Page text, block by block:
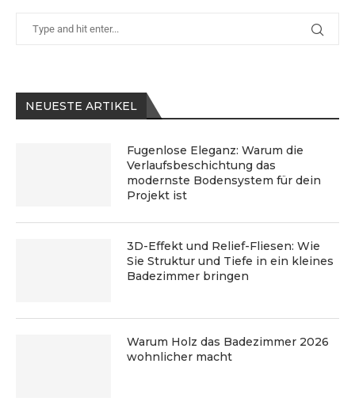
NEUESTE ARTIKEL
Fugenlose Eleganz: Warum die
Verlaufsbeschichtung das
modernste Bodensystem für dein
Projekt ist
3D-Effekt und Relief-Fliesen: Wie
Sie Struktur und Tiefe in ein kleines
Badezimmer bringen
Warum Holz das Badezimmer 2026
wohnlicher macht